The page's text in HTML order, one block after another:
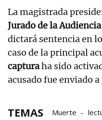
La magistrada
Jurado de la
dictará sentencia en
caso de la principal
capturaha sido
acusado fue enviado a
TEMAS Muerte